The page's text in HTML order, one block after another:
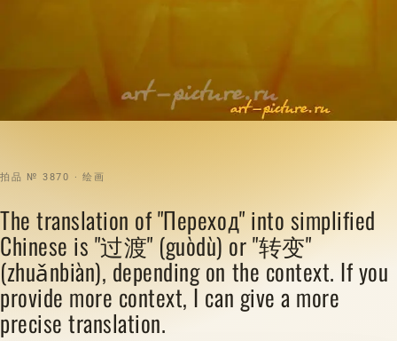
拍品 № 3870 · 绘画
The translation of "Переход" into simplified
Chinese is "过渡" (guòdù) or "转变"
(zhuǎnbiàn), depending on the context. If you
provide more context, I can give a more
precise translation.